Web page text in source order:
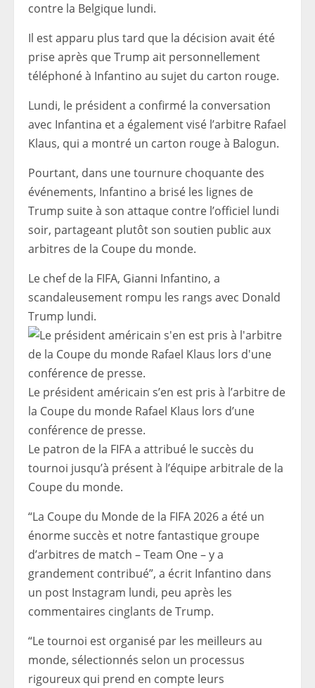
contre la Belgique lundi.
Il est apparu plus tard que la décision avait été
prise après que Trump ait personnellement
téléphoné à Infantino au sujet du carton rouge.
Lundi, le président a confirmé la conversation
avec Infantina et a également visé l’arbitre Rafael
Klaus, qui a montré un carton rouge à Balogun.
Pourtant, dans une tournure choquante des
événements, Infantino a brisé les lignes de
Trump suite à son attaque contre l’officiel lundi
soir, partageant plutôt son soutien public aux
arbitres de la Coupe du monde.
Le chef de la FIFA, Gianni Infantino, a
scandaleusement rompu les rangs avec Donald
Trump lundi.
Le président américain s’en est pris à l’arbitre de
la Coupe du monde Rafael Klaus lors d’une
conférence de presse.
Le patron de la FIFA a attribué le succès du
tournoi jusqu’à présent à l’équipe arbitrale de la
Coupe du monde.
“La Coupe du Monde de la FIFA 2026 a été un
énorme succès et notre fantastique groupe
d’arbitres de match – Team One – y a
grandement contribué”, a écrit Infantino dans
un post Instagram lundi, peu après les
commentaires cinglants de Trump.
“Le tournoi est organisé par les meilleurs au
monde, sélectionnés selon un processus
rigoureux qui prend en compte leurs